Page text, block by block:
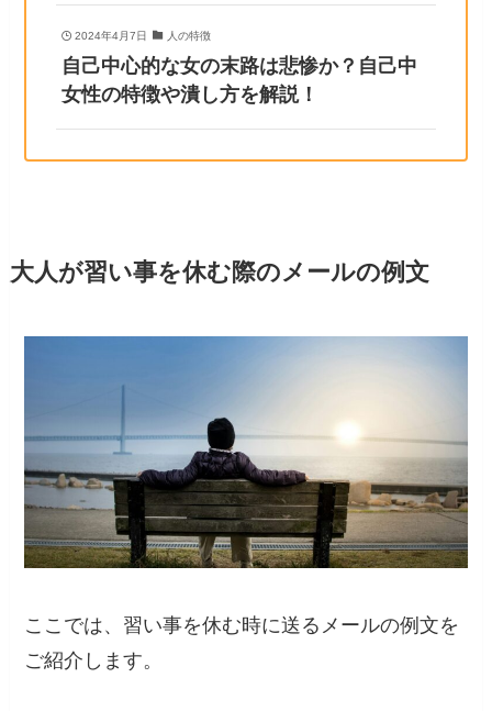
2024年4月7日 人の特徴
自己中心的な女の末路は悲惨か？自己中
女性の特徴や潰し方を解説！
大人が習い事を休む際のメールの例文
ここでは、習い事を休む時に送るメールの例文を
ご紹介します。